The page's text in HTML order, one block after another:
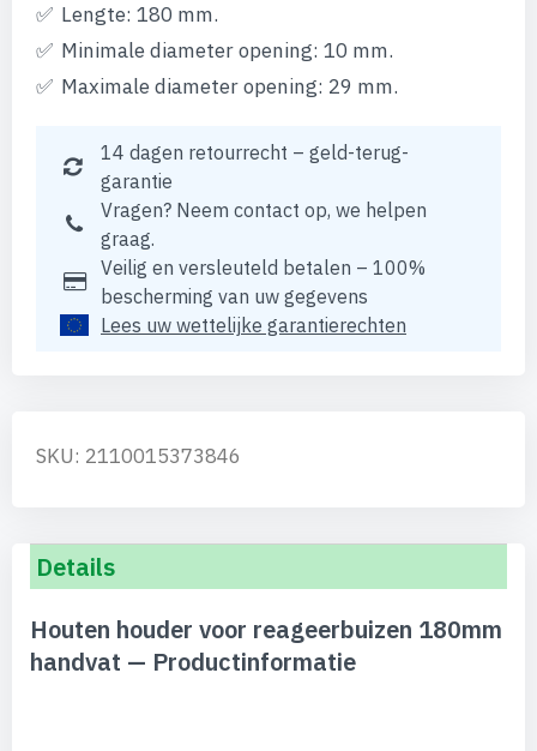
Lengte: 180 mm.
Minimale diameter opening: 10 mm.
Maximale diameter opening: 29 mm.
14 dagen retourrecht – geld-terug-
garantie
Vragen? Neem contact op, we helpen
graag.
Veilig en versleuteld betalen – 100%
bescherming van uw gegevens
Lees uw wettelijke garantierechten
SKU: 2110015373846
Details
Houten houder voor reageerbuizen 180mm
handvat — Productinformatie